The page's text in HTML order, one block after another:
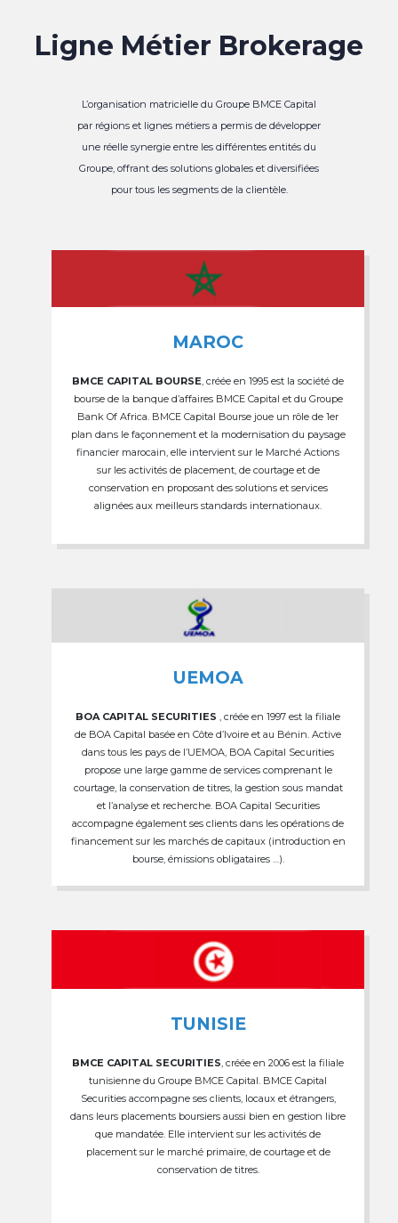
Ligne Métier Brokerage
L’organisation matricielle du Groupe BMCE Capital
par régions et lignes métiers a permis de développer
une réelle synergie entre les différentes entités du
Groupe, offrant des solutions globales et diversifiées
pour tous les segments de la clientèle.
MAROC
BMCE CAPITAL BOURSE , créée en 1995 est la société de
bourse de la banque d’affaires BMCE Capital et du Groupe
Bank Of Africa. BMCE Capital Bourse joue un rôle de 1er
plan dans le façonnement et la modernisation du paysage
financier marocain, elle intervient sur le Marché Actions
sur les activités de placement, de courtage et de
conservation en proposant des solutions et services
alignées aux meilleurs standards internationaux.
UEMOA
BOA CAPITAL SECURITIES , créée en 1997 est la filiale
de BOA Capital basée en Côte d’Ivoire et au Bénin. Active
dans tous les pays de l’UEMOA, BOA Capital Securities
propose une large gamme de services comprenant le
courtage, la conservation de titres, la gestion sous mandat
et l’analyse et recherche. BOA Capital Securities
accompagne également ses clients dans les opérations de
financement sur les marchés de capitaux (introduction en
bourse, émissions obligataires …).
TUNISIE
BMCE CAPITAL SECURITIES , créée en 2006 est la filiale
tunisienne du Groupe BMCE Capital. BMCE Capital
Securities accompagne ses clients, locaux et étrangers,
dans leurs placements boursiers aussi bien en gestion libre
que mandatée. Elle intervient sur les activités de
placement sur le marché primaire, de courtage et de
conservation de titres.